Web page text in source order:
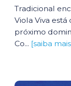
Tradicional
Viola Viva
próximo
Co... [saiba